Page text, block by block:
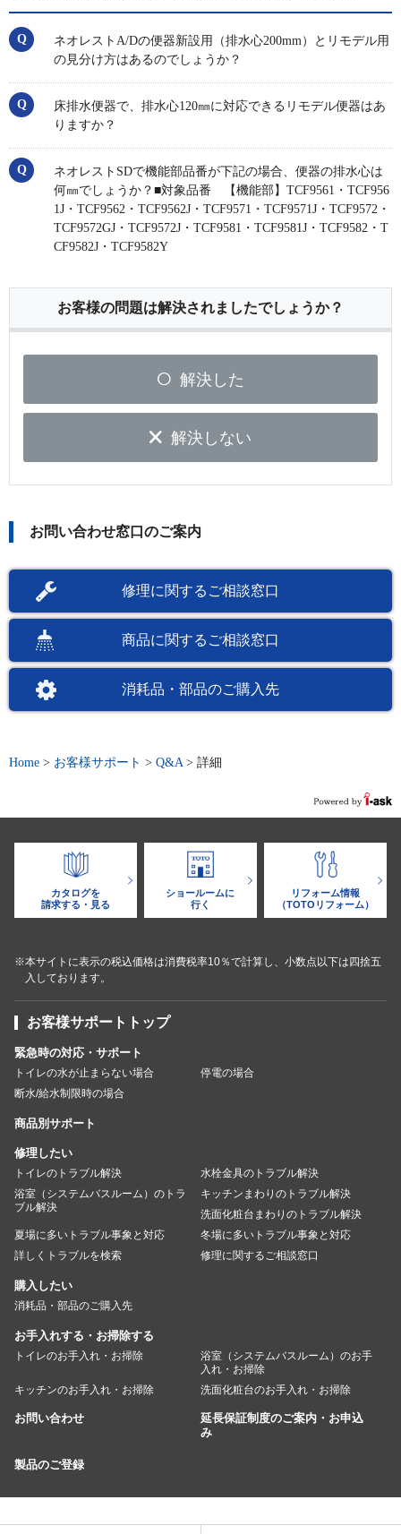
ネオレストA/Dの便器新設用（排水心200mm）とリモデル用
の見分け方はあるのでしょうか？
床排水便器で、排水心120㎜に対応できるリモデル便器はあ
りますか？
ネオレストSDで機能部品番が下記の場合、便器の排水心は
何㎜でしょうか？■対象品番 【機能部】TCF9561・TCF956
1J・TCF9562・TCF9562J・TCF9571・TCF9571J・TCF9572・
TCF9572GJ・TCF9572J・TCF9581・TCF9581J・TCF9582・T
CF9582J・TCF9582Y
お客様の問題は解決されましたでしょうか？
解決した
解決しない
お問い合わせ窓口のご案内
修理に関するご相談窓口
商品に関するご相談窓口
消耗品・部品のご購入先
Home > お客様サポート > Q&A > 詳細
カタログを
請求する・見る
ショールームに
行く
リフォーム情報
（TOTOリフォーム）
※本サイトに表示の税込価格は消費税率10％で計算し、小数点以下は四捨五
入しております。
お客様サポートトップ
緊急時の対応・サポート
トイレの水が止まらない場合
停電の場合
断水/給水制限時の場合
商品別サポート
修理したい
トイレのトラブル解決
水栓金具のトラブル解決
浴室（システムバスルーム）のトラ
ブル解決
キッチンまわりのトラブル解決
洗面化粧台まわりのトラブル解決
夏場に多いトラブル事象と対応
冬場に多いトラブル事象と対応
詳しくトラブルを検索
修理に関するご相談窓口
購入したい
消耗品・部品のご購入先
お手入れする・お掃除する
トイレのお手入れ・お掃除
浴室（システムバスルーム）のお手
入れ・お掃除
キッチンのお手入れ・お掃除
洗面化粧台のお手入れ・お掃除
お問い合わせ
延長保証制度のご案内・お申込
み
製品のご登録